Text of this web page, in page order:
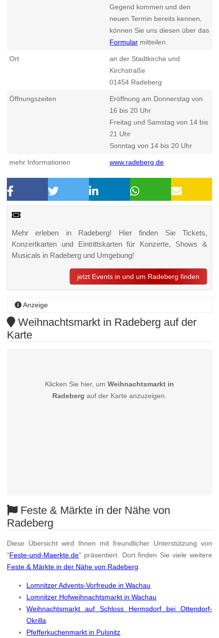
Gegend kommen und den
neuen Termin bereits kennen,
können Sie uns diesen über das
Formular mitteilen.
Ort
an der Stadtkirche und
Kirchstraße
01454 Radeberg
Öffnungszeiten
Eröffnung am Donnerstag von
16 bis 20 Uhr
Freitag und Samstag von 14 bis
21 Uhr
Sonntag von 14 bis 20 Uhr
mehr Informationen www.radeberg.de
Mehr erleben in Radeberg! Hier finden Sie Tickets,
Konzertkarten und Eintrittskarten für Konzerte, Shows &
Musicals in Radeberg und Umgebung!
jetzt Events in und um Radeberg finden
Anzeige
Weihnachtsmarkt in Radeberg auf der
Karte
Klicken Sie hier, um Weihnachtsmarkt in
Radeberg auf der Karte anzuzeigen.
Feste & Märkte in der Nähe von
Radeberg
Diese Übersicht wird Ihnen mit freundlicher Unterstützung von
"Feste-und-Maerkte.de" präsentiert. Dort finden Sie viele weitere
Feste & Märkte in der Nähe von Radeberg
Lomnitzer Advents-Vorfreude in Wachau
Lomnitzer Hofweihnachtsmarkt in Wachau
Weihnachtsmarkt auf Schloss Hermsdorf bei Ottendorf-
Okrilla
Pfefferkuchenmarkt in Pulsnitz